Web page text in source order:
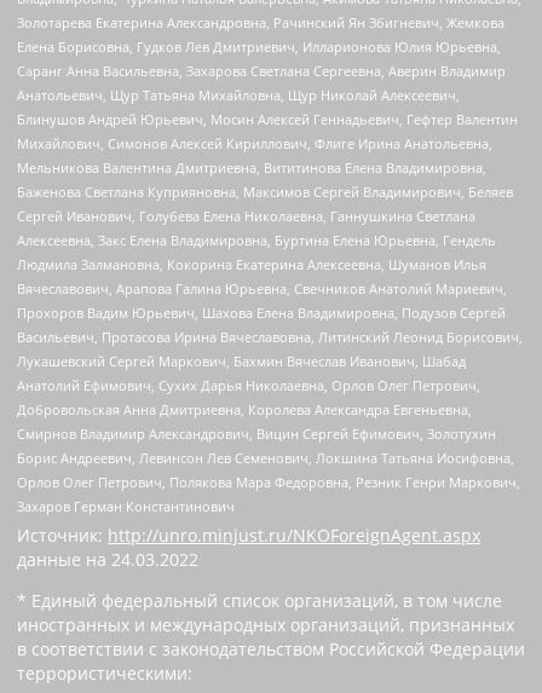
Золотарева Екатерина Александровна, Рачинский Ян Збигневич, Жемкова
Елена Борисовна, Гудков Лев Дмитриевич, Илларионова Юлия Юрьевна,
Саранг Анна Васильевна, Захарова Светлана Сергеевна, Аверин Владимир
Анатольевич, Щур Татьяна Михайловна, Щур Николай Алексеевич,
Блинушов Андрей Юрьевич, Мосин Алексей Геннадьевич, Гефтер Валентин
Михайлович, Симонов Алексей Кириллович, Флиге Ирина Анатольевна,
Мельникова Валентина Дмитриевна, Вититинова Елена Владимировна,
Баженова Светлана Куприяновна, Максимов Сергей Владимирович, Беляев
Сергей Иванович, Голубева Елена Николаевна, Ганнушкина Светлана
Алексеевна, Закс Елена Владимировна, Буртина Елена Юрьевна, Гендель
Людмила Залмановна, Кокорина Екатерина Алексеевна, Шуманов Илья
Вячеславович, Арапова Галина Юрьевна, Свечников Анатолий Мариевич,
Прохоров Вадим Юрьевич, Шахова Елена Владимировна, Подузов Сергей
Васильевич, Протасова Ирина Вячеславовна, Литинский Леонид Борисович,
Лукашевский Сергей Маркович, Бахмин Вячеслав Иванович, Шабад
Анатолий Ефимович, Сухих Дарья Николаевна, Орлов Олег Петрович,
Добровольская Анна Дмитриевна, Королева Александра Евгеньевна,
Смирнов Владимир Александрович, Вицин Сергей Ефимович, Золотухин
Борис Андреевич, Левинсон Лев Семенович, Локшина Татьяна Иосифовна,
Орлов Олег Петрович, Полякова Мара Федоровна, Резник Генри Маркович,
Захаров Герман Константинович
Источник: http://unro.minjust.ru/NKOForeignAgent.aspx
данные на 24.03.2022
* Единый федеральный список организаций, в том числе
иностранных и международных организаций, признанных
в соответствии с законодательством Российской Федерации
террористическими: